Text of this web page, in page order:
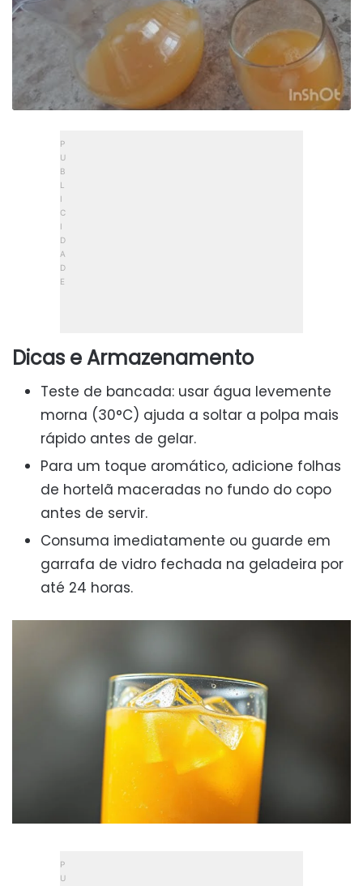
Dicas e Armazenamento
Teste de bancada: usar água levemente
morna (30°C) ajuda a soltar a polpa mais
rápido antes de gelar.
Para um toque aromático, adicione folhas
de hortelã maceradas no fundo do copo
antes de servir.
Consuma imediatamente ou guarde em
garrafa de vidro fechada na geladeira por
até 24 horas.